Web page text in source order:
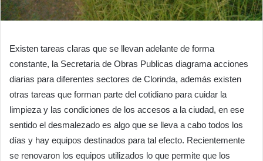
Existen tareas claras que se llevan adelante de forma
constante, la Secretaria de Obras Publicas diagrama acciones
diarias para diferentes sectores de Clorinda, además existen
otras tareas que forman parte del cotidiano para cuidar la
limpieza y las condiciones de los accesos a la ciudad, en ese
sentido el desmalezado es algo que se lleva a cabo todos los
días y hay equipos destinados para tal efecto. Recientemente
se renovaron los equipos utilizados lo que permite que los